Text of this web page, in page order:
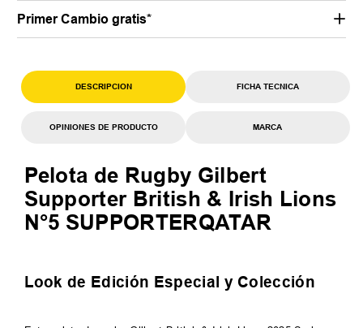
Primer Cambio gratis*
DESCRIPCION FICHA TECNICA
OPINIONES DE PRODUCTO MARCA
Pelota de Rugby Gilbert
Supporter British & Irish Lions
N°5 SUPPORTERQATAR
Look de Edición Especial y Colección